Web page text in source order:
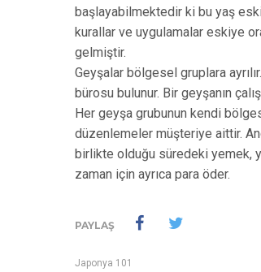
başlayabilmektedir ki bu yaş
kurallar ve uygulamalar eskiye
gelmiştir.
Geyşalar bölgesel gruplara
bürosu bulunur. Bir geyşanın
Her geyşa grubunun kendi
düzenlemeler müşteriye aittir.
birlikte olduğu süredeki yemek,
zaman için ayrıca para öder.
PAYLAŞ
Japonya 101